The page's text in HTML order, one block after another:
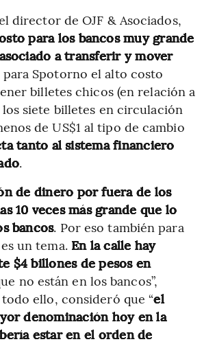
director de OJF & Asociados,
para los bancos muy grande
a transferir y mover
para Spotorno el alto costo
billetes chicos (en relación a
siete billetes en circulación
de US$1 al tipo de cambio
tanto al sistema financiero
.
de dinero por fuera de los
10 veces más grande que lo
bancos. Por eso también para
un tema. En la calle hay
$4 billones de pesos en
no están en los bancos”,
ello, consideró que “el
denominación hoy en la
estar en el orden de